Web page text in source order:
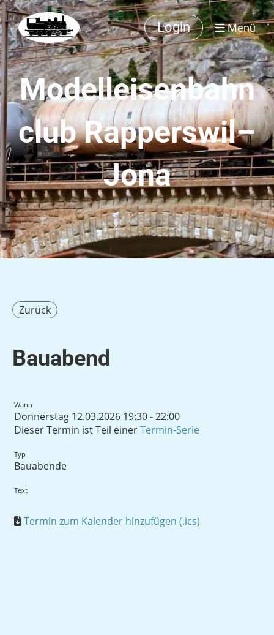
Login Menü
Modelleisenbahn
club Rapperswil–
Jona
Zurück
Bauabend
Wann
Donnerstag 12.03.2026 19:30 - 22:00
Dieser Termin ist Teil einerTermin-Serie
Typ
Bauabende
Text
Termin zum Kalender hinzufügen (.ics)